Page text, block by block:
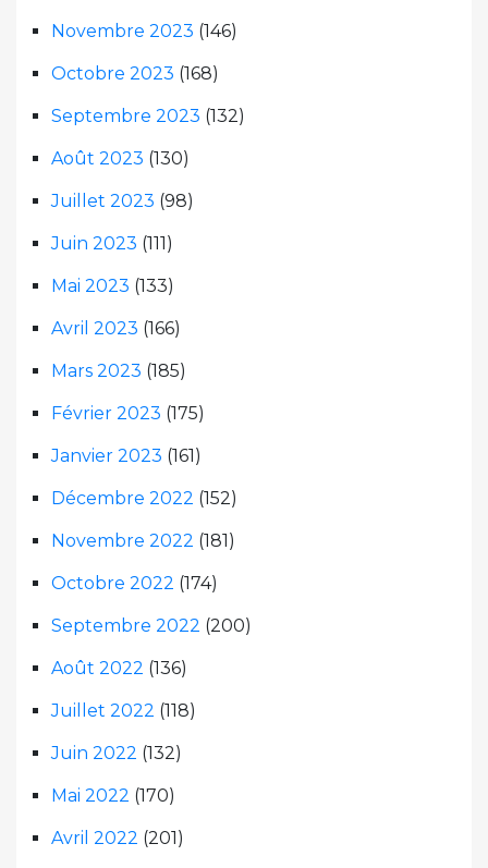
Novembre 2023 (146)
Octobre 2023 (168)
Septembre 2023 (132)
Août 2023 (130)
Juillet 2023 (98)
Juin 2023 (111)
Mai 2023 (133)
Avril 2023 (166)
Mars 2023 (185)
Février 2023 (175)
Janvier 2023 (161)
Décembre 2022 (152)
Novembre 2022 (181)
Octobre 2022 (174)
Septembre 2022 (200)
Août 2022 (136)
Juillet 2022 (118)
Juin 2022 (132)
Mai 2022 (170)
Avril 2022 (201)